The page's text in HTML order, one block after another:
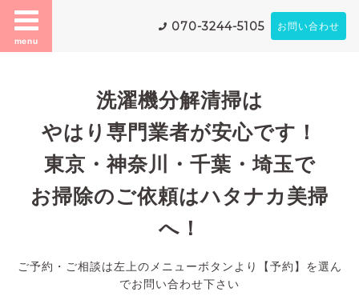
menu
070-3244-5105 お問い合わせ
洗濯機分解清掃は
やはり専門業者が安心です！
東京・神奈川・千葉・埼玉で
お掃除のご依頼はハタナカ美掃
へ！
ご予約・ご相談は左上のメニューボタンより【予約】を選ん
でお問い合わせ下さい